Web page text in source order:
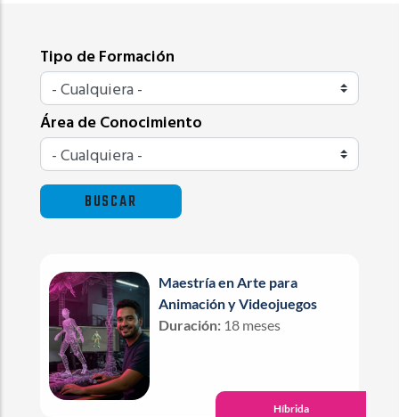
Tipo de Formación
Área de Conocimiento
Maestría en Arte para
Animación y Videojuegos
Duración: 18 meses
Híbrida